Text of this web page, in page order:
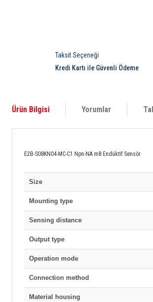
Taksit Seçeneği
Kredi Kartı ile Güvenli Ödeme
Ürün Bilgisi Yorumlar
E2B-S08KN04-MC-C1 Npn-NA m8 Endüktif Sensör
Size
Mounting type
Sensing distance
Output type
Operation mode
Connection method
Material housing